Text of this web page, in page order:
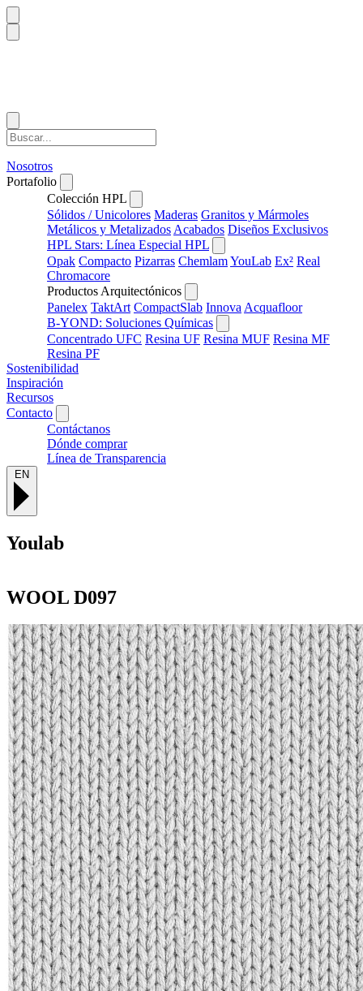
Nosotros
Portafolio
Colección HPL
Sólidos / Unicolores Maderas Granitos y Mármoles
Metálicos y Metalizados Acabados Diseños Exclusivos
HPL Stars: Línea Especial HPL
Opak Compacto Pizarras ChemlamYouLab Ex² Real
Chromacore
Productos Arquitectónicos
Panelex TaktArt CompactSlab Innova Acquafloor
B-YOND: Soluciones Químicas
Concentrado UFC Resina UF Resina MUF Resina MF
Resina PF
Sostenibilidad
Inspiración
Recursos
Contacto
Contáctanos
Dónde comprar
Línea de Transparencia
EN
Youlab
WOOL D097